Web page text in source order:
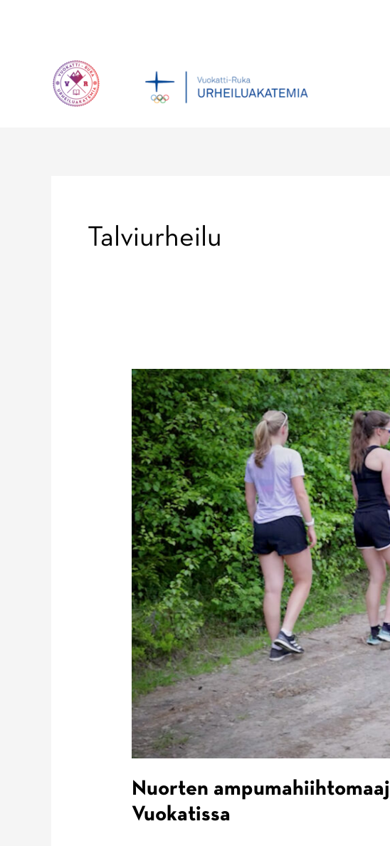
Talviurheilu
Nuorten
Vuokatissa